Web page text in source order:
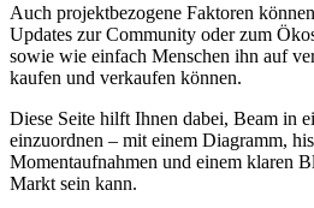
Auch projektbezogene Faktoren
Updates zur Community oder zum
sowie wie einfach Menschen ihn auf
kaufen und verkaufen können.
Diese Seite hilft Ihnen dabei, Beam in
einzuordnen – mit einem Diagramm,
Momentaufnahmen und einem klaren
Markt sein kann.